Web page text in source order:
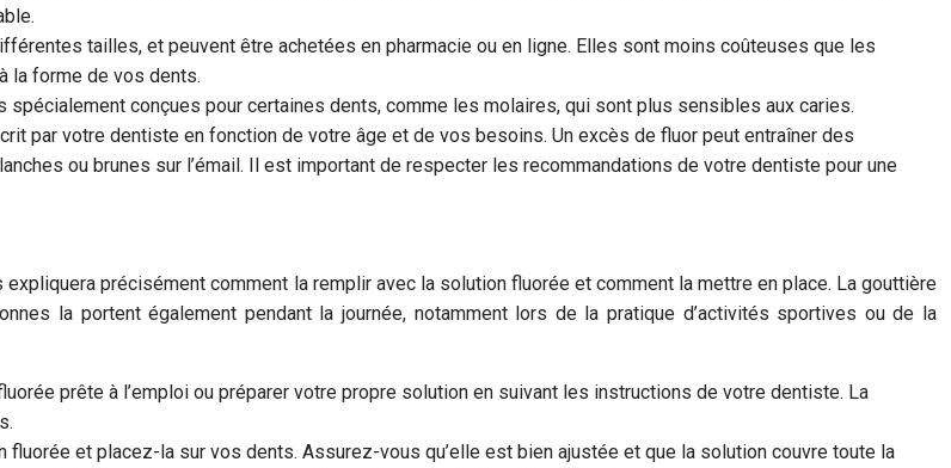
tailles, et peuvent être achetées en pharmacie ou en ligne. Elles sont moins coûteuses que les
la forme de vos dents.
conçues pour certaines dents, comme les molaires, qui sont plus sensibles aux caries.
par votre dentiste en fonction de votre âge et de vos besoins. Un excès de fluor peut entraîner des
ou brunes sur l’émail. Il est important de respecter les recommandations de votre dentiste pour une
précisément comment la remplir avec la solution fluorée et comment la mettre en place. La gouttière
la portent également pendant la journée, notamment lors de la pratique d’activités sportives ou de la
prête à l’emploi ou préparer votre propre solution en suivant les instructions de votre dentiste. La
et placez-la sur vos dents. Assurez-vous qu’elle est bien ajustée et que la solution couvre toute la